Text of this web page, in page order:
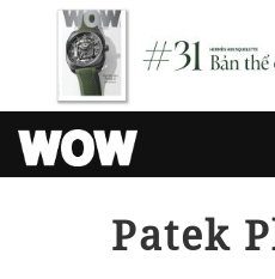
Patek